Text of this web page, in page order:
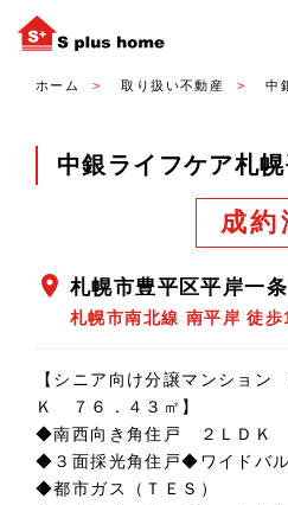
ホーム 取り扱い不動産 中
中銀ライフケア札
成約
location_on 札幌市豊平区平岸一
札幌市南北線 南平岸 徒歩
【シニア向け分譲マンショ
Ｋ ７６．４３㎡】
◆南西向き角住戸 ２ＬＤＫ
◆３面採光角住戸◆ワイドバ
◆都市ガス（ＴＥＳ）